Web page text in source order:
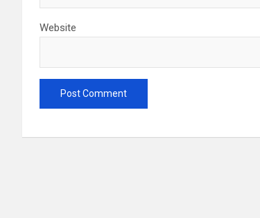
Website